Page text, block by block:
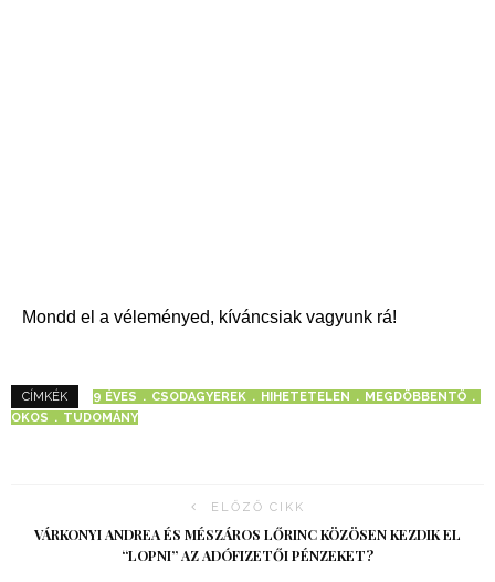
Mondd el a véleményed, kíváncsiak vagyunk rá!
CÍMKÉK 9 ÉVES CSODAGYEREK HIHETETELEN
MEGDÖBBENTŐ
OKOS
TUDOMÁNY
ELŐZŐ CIKK
VÁRKONYI ANDREA ÉS MÉSZÁROS LŐRINC KÖZÖSEN KEZDIK EL
“LOPNI” AZ ADÓFIZETŐI PÉNZEKET?